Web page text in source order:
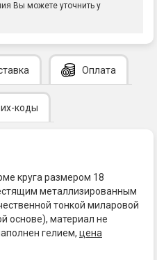
Вы можете уточнить у
Оплата
коды
круга размером 18
металлизированным
тонкой миларовой
основе), материал не
гелием, цена